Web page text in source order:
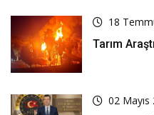
18
Tarım
02